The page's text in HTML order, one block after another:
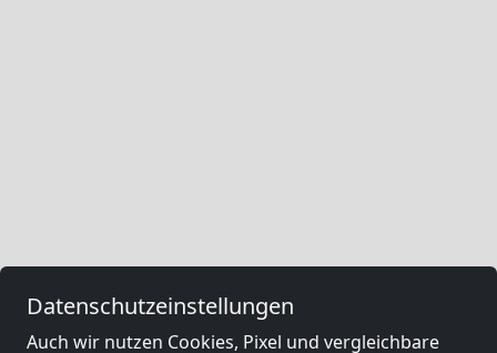
Datenschutzeinstellungen
Auch wir nutzen Cookies, Pixel und vergleichbare